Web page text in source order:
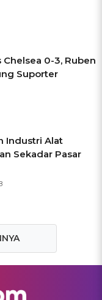
Chelsea 0-3, Ruben
Suporter
Industri Alat
Sekadar Pasar